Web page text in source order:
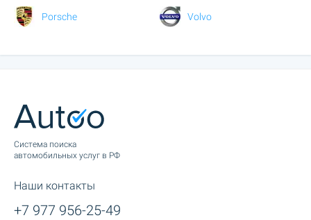
Porsche Volvo
Cистема поиска
автомобильных услуг в РФ
Наши контакты
+7 977 956-25-49